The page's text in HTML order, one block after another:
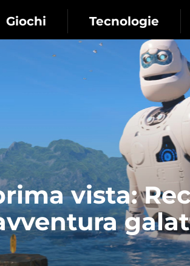
Giochi Tecnologie
vista: